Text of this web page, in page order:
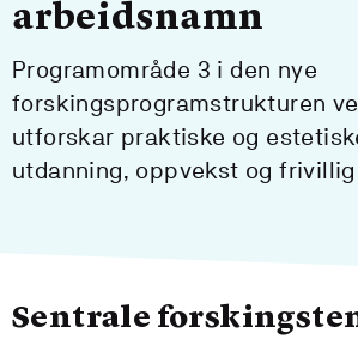
arbeidsnamn
Programområde 3 i den nye
forskingsprogramstrukturen
utforskar praktiske og
utdanning, oppvekst og
Sentrale